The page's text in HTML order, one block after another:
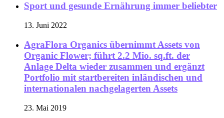
Sport und gesunde Ernährung immer beliebter
13. Juni 2022
AgraFlora Organics übernimmt Assets von
Organic Flower; führt 2.2 Mio. sq.ft. der
Anlage Delta wieder zusammen und ergänzt
Portfolio mit startbereiten inländischen und
internationalen nachgelagerten Assets
23. Mai 2019